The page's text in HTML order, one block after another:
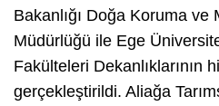
Bakanlığı Doğa Koruma ve
Müdürlüğü ile Ege
Fakülteleri Dekanlıklarının
gerçekleştirildi. Aliağa